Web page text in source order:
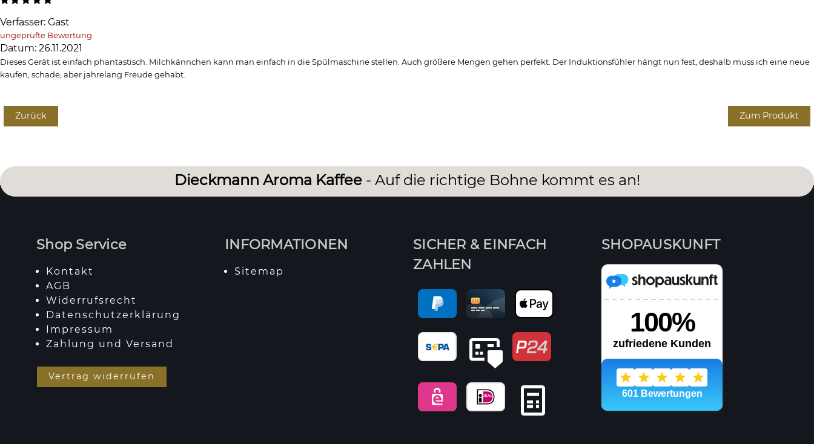
Verfasser: Gast
ungeprüfte Bewertung
Datum: 26.11.2021
Dieses Gerät ist einfach phantastisch. Milchkännchen kann man einfach in die Spülmaschine stellen. Auch größere Mengen gehen perfekt. Der Induktionsfühler hängt nun fest, deshalb muss ich eine neue
kaufen, schade, aber jahrelang Freude gehabt.
Zurück Zum Produkt
Dieckmann Aroma Kaffee- Auf die richtige Bohne kommt es an!
Shop Service
Kontakt
AGB
Widerrufsrecht
Datenschutzerklärung
Impressum
Zahlung und Versand
Vertrag widerrufen
INFORMATIONEN
Sitemap
SICHER & EINFACH
ZAHLEN
SHOPAUSKUNFT